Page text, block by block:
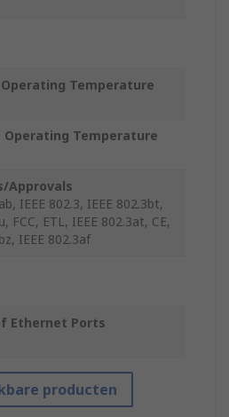
Temperature
Operating Temperature
Approvals
IEEE 802.3, IEEE 802.3bt,
FCC, ETL, IEEE 802.3at, CE,
IEEE 802.3af
Ethernet Ports
producten